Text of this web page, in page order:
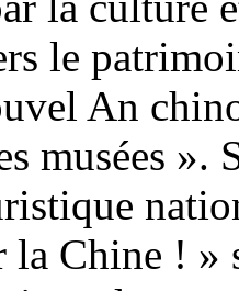
le
An
musées ».
Chine ! »